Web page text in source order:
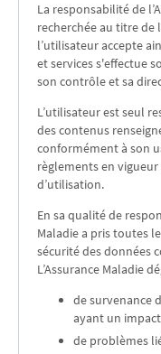
La responsabilité de
recherchée au titre
l’utilisateur accepte
et services s'effectue
son contrôle et sa
L’utilisateur est seul
des contenus
conformément à son
règlements en
d’utilisation.
En sa qualité de
Maladie a pris toutes
sécurité des données
L’Assurance Maladie
de survenance
ayant un
de problèmes